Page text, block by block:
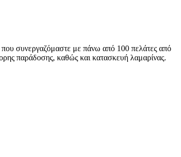
που συνεργαζόμαστε με πάνω από 100 πελάτες από
παράδοσης, καθώς και κατασκευή λαμαρίνας.